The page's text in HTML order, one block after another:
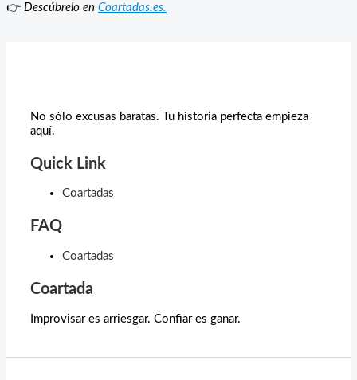
👉 Descúbrelo en Coartadas.es.
No sólo excusas baratas. Tu historia perfecta empieza
aquí.
Quick Link
Coartadas
FAQ
Coartadas
Coartada
Improvisar es arriesgar. Confiar es ganar.